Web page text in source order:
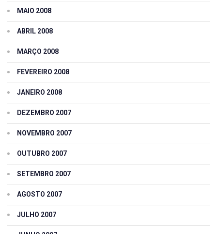
MAIO 2008
ABRIL 2008
MARÇO 2008
FEVEREIRO 2008
JANEIRO 2008
DEZEMBRO 2007
NOVEMBRO 2007
OUTUBRO 2007
SETEMBRO 2007
AGOSTO 2007
JULHO 2007